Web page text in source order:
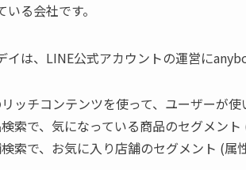
る会社です。
イは、LINE公式アカウントの運営に
ッチコンテンツを使って、ユーザーが
索で、気になっている商品のセグメン
索で、お気に入り店舗のセグメント (属